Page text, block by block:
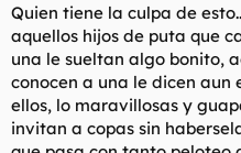
Quien tiene la culpa de
aquellos hijos de puta que
una le sueltan algo bonito,
conocen a una le dicen aun
ellos, lo maravillosas y
invitan a copas sin